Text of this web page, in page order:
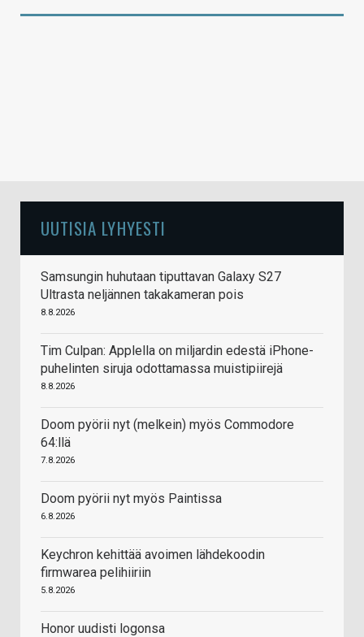
UUTISIA LYHYESTI
Samsungin huhutaan tiputtavan Galaxy S27
Ultrasta neljännen takakameran pois
8.8.2026
Tim Culpan: Applella on miljardin edestä iPhone-
puhelinten siruja odottamassa muistipiirejä
8.8.2026
Doom pyörii nyt (melkein) myös Commodore
64:llä
7.8.2026
Doom pyörii nyt myös Paintissa
6.8.2026
Keychron kehittää avoimen lähdekoodin
firmwarea pelihiiriin
5.8.2026
Honor uudisti logonsa